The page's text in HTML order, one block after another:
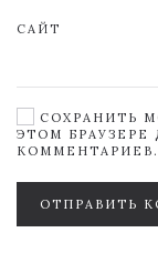
САЙТ
СОХРАНИТЬ
ЭТОМ
КОММЕНТАРИЕВ.
ОТПРАВИТЬ